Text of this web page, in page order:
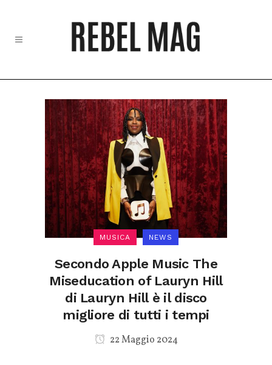
MUSICA NEWS
Secondo Apple Music The
Miseducation of Lauryn Hill
di Lauryn Hill è il disco
migliore di tutti i tempi
22 Maggio 2024